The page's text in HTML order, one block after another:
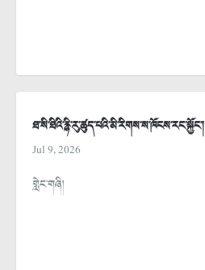
ཐ་སི་ཐིའི་རྙི་རུ་ཚུད་པའི་མི་རིགས་ས་ཁོངས་རང་སྐྱོང་།
Jul 9, 2026
གླེང་གཞི།